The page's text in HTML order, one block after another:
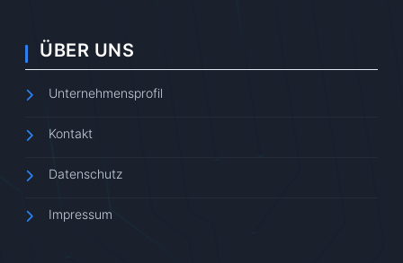
ÜBER UNS
Unternehmensprofil
Kontakt
Datenschutz
Impressum